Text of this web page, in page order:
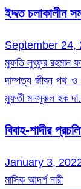
ইদ্দত চলাকালীন
September 24,
মুফতি লুৎফুর রহমান
দাম্পত্য জীবন পথ ও
মুফতী মনসূরুল হক
বিবাহ-শাদীর
January 3,
মাসিক আদর্শ নারী